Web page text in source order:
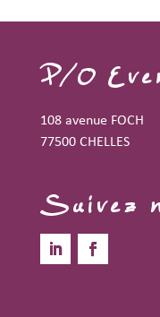
P/O
108 avenue FOCH
77500 CHELLES
Suivez